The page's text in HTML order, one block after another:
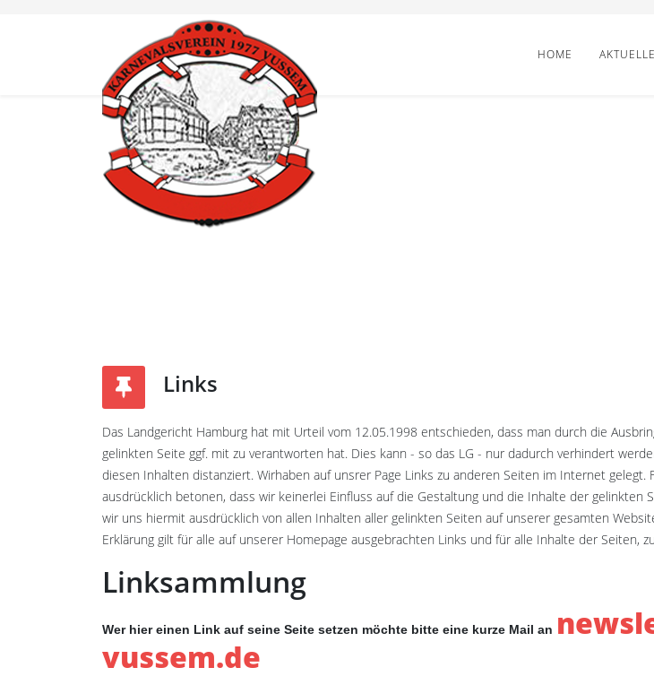
HOME
Links
Das Landgericht Hamburg hat mit Urteil vom 12.05.1998 entschieden, dass man durch die
gelinkten Seite ggf. mit zu verantworten hat. Dies kann - so das LG - nur dadurch verhindert
diesen Inhalten distanziert. Wirhaben auf unsrer Page Links zu anderen Seiten im Internet gelegt.
ausdrücklich betonen, dass wir keinerlei Einfluss auf die Gestaltung und die Inhalte der gelinkten
wir uns hiermit ausdrücklich von allen Inhalten aller gelinkten Seiten auf unserer gesamten
Erklärung gilt für alle auf unserer Homepage ausgebrachten Links und für alle Inhalte der Seiten,
Linksammlung
Wer hier einen Link auf seine Seite setzen möchte bitte eine kurze Mail an
vussem.de